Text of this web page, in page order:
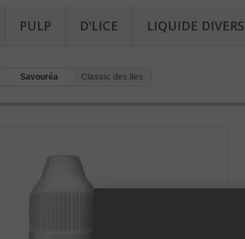
PULP D'LICE LIQUIDE DIVERS
Savouréa Classic des Iles